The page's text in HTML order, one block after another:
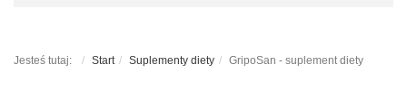
Jesteś tutaj: Start Suplementy diety GripoSan - suplement diety